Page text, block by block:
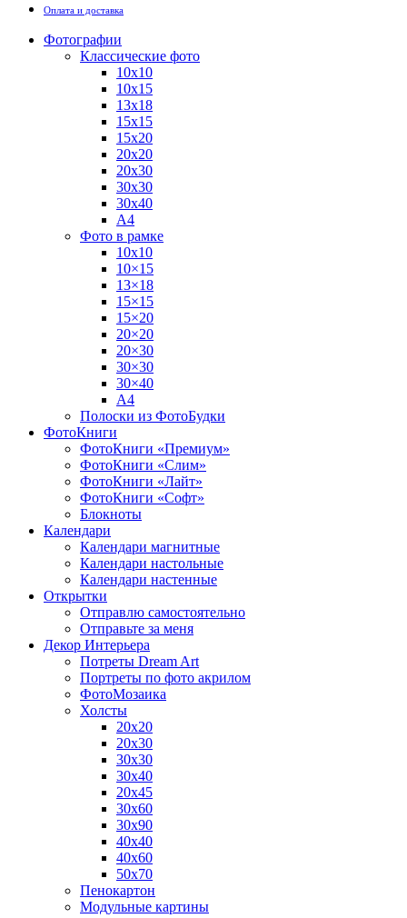
Оплата и доставка
Фотографии
Классические фото
10х10
10х15
13х18
15х15
15х20
20х20
20х30
30х30
30х40
А4
Фото в рамке
10х10
10×15
13×18
15×15
15×20
20×20
20×30
30×30
30×40
A4
Полоски из ФотоБудки
ФотоКниги
ФотоКниги «Премиум»
ФотоКниги «Слим»
ФотоКниги «Лайт»
ФотоКниги «Софт»
Блокноты
Календари
Календари магнитные
Календари настольные
Календари настенные
Открытки
Отправлю самостоятельно
Отправьте за меня
Декор Интерьера
Потреты Dream Art
Портреты по фото акрилом
ФотоМозаика
Холсты
20х20
20х30
30х30
30х40
20х45
30х60
30х90
40х40
40х60
50х70
Пенокартон
Модульные картины